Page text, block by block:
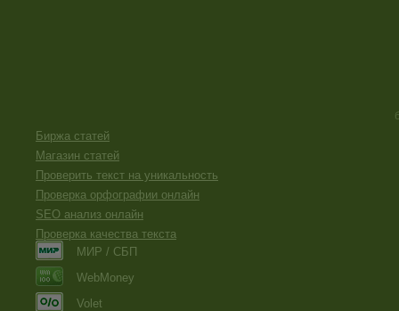
Биржа статей
Магазин статей
Проверить текст на уникальность
Проверка орфографии онлайн
SEO анализ онлайн
Проверка качества текста
МИР / СБП
WebMoney
Volet